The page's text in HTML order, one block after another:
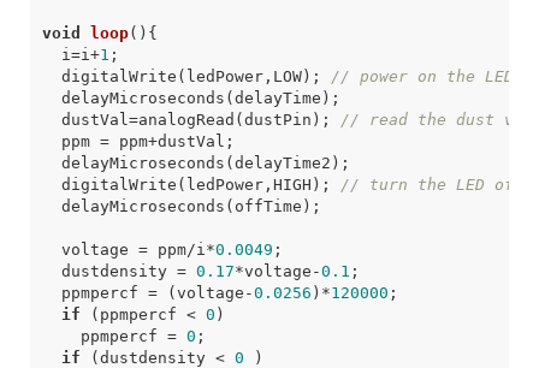
void loop() {
i =i +1 ;
digitalWrite ( ledPower, LOW);
// power on the LED
delayMicroseconds (delayTime );
dustVal =analogRead (dustPin );
// read the dust
ppm = ppm+dustVal ;
delayMicroseconds (delayTime2 );
digitalWrite ( ledPower, HIGH );
// turn the LED off
delayMicroseconds ( offTime );
voltage = ppm/i *0.0049 ;
dustdensity = 0.17*voltage -0.1 ;
ppmpercf = (voltage -0.0256 ) *120000 ;
if
( ppmpercf < 0 )
ppmpercf = 0 ;
if
(dustdensity < 0
)